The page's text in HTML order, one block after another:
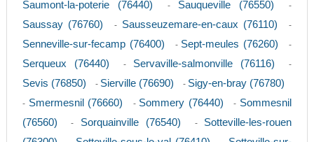
Saumont-la-poterie (76440) - Sauqueville (76550) -
Saussay (76760) - Sausseuzemare-en-caux (76110) -
Senneville-sur-fecamp (76400) - Sept-meules (76260) -
Serqueux (76440) - Servaville-salmonville (76116) -
Sevis (76850) - Sierville (76690) - Sigy-en-bray (76780)
- Smermesnil (76660) - Sommery (76440) - Sommesnil
(76560)
- Sorquainville (76540) - Sotteville-les-rouen